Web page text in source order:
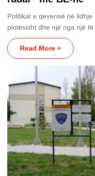
Politikat e qeverisë në
plotësisht dhe një nga një
Read More »